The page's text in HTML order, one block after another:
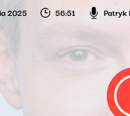
2025 56:51 Patryk